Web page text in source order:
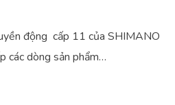
động cấp 11 của SHIMANO
các dòng sản phẩm…